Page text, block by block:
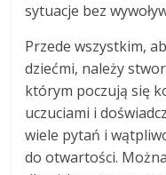
sytuacje bez
Przede wszystkim,
dziećmi, należy
którym poczują się
uczuciami i
wiele pytań i
do otwartości.